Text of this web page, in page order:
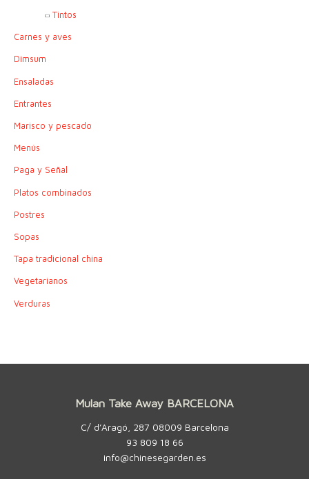
Tintos
Carnes y aves
Dimsum
Ensaladas
Entrantes
Marisco y pescado
Menús
Paga y Señal
Platos combinados
Postres
Sopas
Tapa tradicional china
Vegetarianos
Verduras
Mulan Take Away BARCELONA
C/ d’Aragó, 287 08009 Barcelona
93 809 18 66
info@chinesegarden.es